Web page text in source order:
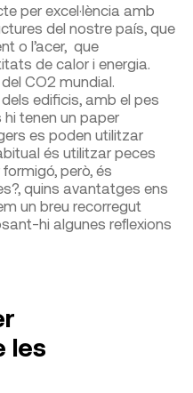
per excel·lència amb
del nostre país, que
o l’acer, que
de calor i energia.
CO2 mundial.
edificis, amb el pes
tenen un paper
es poden utilitzar
és utilitzar peces
però, és
quins avantatges ens
un breu recorregut
hi algunes reflexions
les